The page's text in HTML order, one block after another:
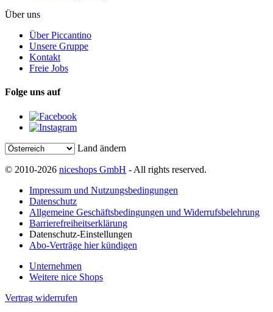
Über uns
Über Piccantino
Unsere Gruppe
Kontakt
Freie Jobs
Folge uns auf
Land ändern
© 2010-2026 niceshops GmbH - All rights reserved.
Impressum und Nutzungsbedingungen
Datenschutz
Allgemeine Geschäftsbedingungen und Widerrufsbelehrung
Barrierefreiheitserklärung
Datenschutz-Einstellungen
Abo-Verträge hier kündigen
Unternehmen
Weitere nice Shops
Vertrag widerrufen